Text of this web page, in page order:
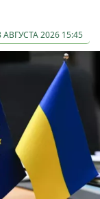
АВГУСТА 2026 15:45